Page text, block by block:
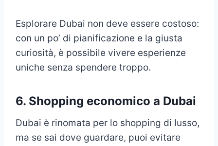
Esplorare Dubai non deve essere costoso:
con un po’ di pianificazione e la giusta
curiosità, è possibile vivere esperienze
uniche senza spendere troppo.
6. Shopping economico a Dubai
Dubai è rinomata per lo shopping di lusso,
ma se sai dove guardare, puoi evitare